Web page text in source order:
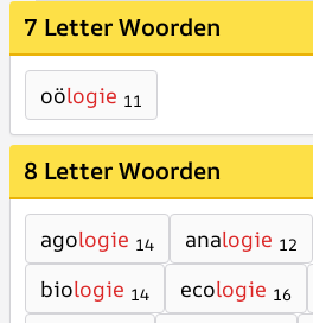
7 Letter Woorden
oölogie 11
8 Letter Woorden
agologie 14 analogie 12
biologie 14 ecologie 16